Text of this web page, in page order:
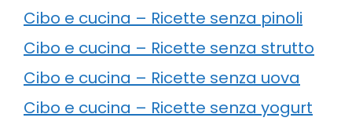
Cibo e cucina – Ricette senza pinoli
Cibo e cucina – Ricette senza strutto
Cibo e cucina – Ricette senza uova
Cibo e cucina – Ricette senza yogurt